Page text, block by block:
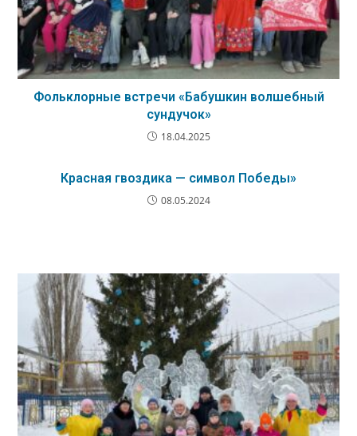
Фольклорные встречи «Бабушкин волшебный
сундучок»
18.04.2025
Красная гвоздика — символ Победы»
08.05.2024